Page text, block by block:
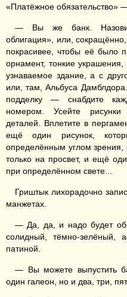
«Платёжное обязательство»
— Вы же банк. Назовите
облигация», или,
покрасивее, чтобы её было
орнамент, тонкие
узнаваемое здание, а с
или, там, Альбуса
подделку — снабдите
номером. Усейте
деталей. Вплетите в
ещё один рисунок,
определённым углом
только на просвет, и ещё
при определённом свете...
Гриштык лихорадочно
манжетах.
— Да, да, и надо будет
солидный, тёмно-зелёный,
патиной.
— Вы можете выпустить
один галеон, но и два, три,